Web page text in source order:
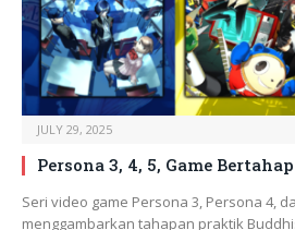
JULY 29, 2025
Persona 3, 4, 5, Game
Seri video game Persona 3, Persona 4,
menggambarkan tahapan praktik